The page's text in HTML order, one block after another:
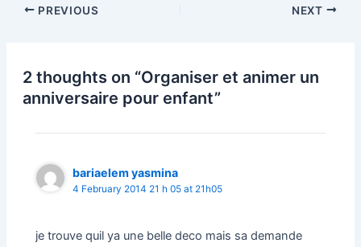
Post
PREVIOUS NEXT
2 thoughts on “Organiser et animer un
anniversaire pour enfant”
bariaelem yasmina
4 February 2014 21 h 05 at 21h05
je trouve quil ya une belle deco mais sa demande